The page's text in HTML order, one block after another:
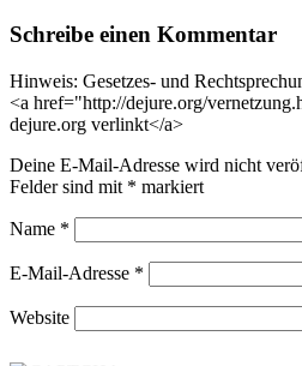
Schreibe einen Kommentar
Hinweis: Gesetzes- und
<a href="http://dejure.org/
dejure.org verlinkt</a>
Deine E-Mail-Adresse wird nicht
Felder sind mit * markiert
Name *
E-Mail-Adresse *
Website